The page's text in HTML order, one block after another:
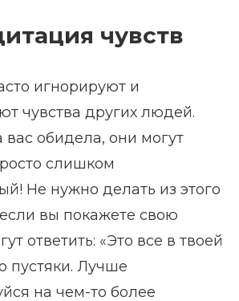
чувств
игнорируют и
чувства других людей.
вас обидела, они могут
слишком
Не нужно делать из этого
вы покажете свою
ответить: «Это все в твоей
пустяки. Лучше
на чем-то более